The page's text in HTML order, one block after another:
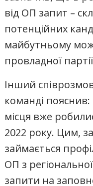
від ОП запит –
потенційних
майбутньому
провладної
Інший
команді пояснив:
місця вже
2022 року. Цим,
займається
ОП з
запити на